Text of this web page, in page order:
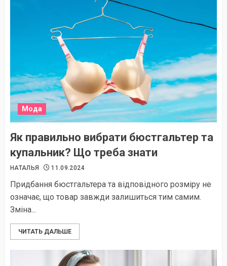
Мода
Як правильно вибрати бюстгальтер та
купальник? Що треба знати
НАТАЛЬЯ 11.09.2024
Придбання бюстгальтера та відповідного розміру не
означає, що товар завжди залишиться тим самим.
Зміна...
ЧИТАТЬ ДАЛЬШЕ